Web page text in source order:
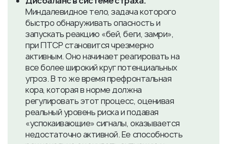
Миндалевидное тело, задача которого
быстро обнаруживать опасность и
запускать реакцию «бей, беги, замри»,
при ПТСР становится чрезмерно
активным. Оно начинает реагировать на
все более широкий круг потенциальных
угроз. В то же время префронтальная
кора, которая в норме должна
регулировать этот процесс, оценивая
реальный уровень риска и подавая
«успокаивающие» сигналы, оказывается
недостаточно активной. Ее способность